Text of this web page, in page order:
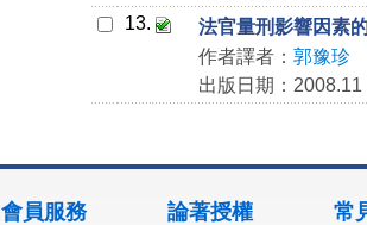
13.
法官量刑影響因素
作者譯者： 郭豫珍
出版日期：2008.11
會員服務 論著授權 常